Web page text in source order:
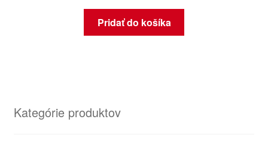
Pridať do košíka
Kategórie produktov